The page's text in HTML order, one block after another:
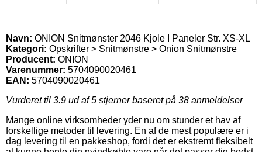
Navn: ONION Snitmønster 2046 Kjole I Paneler Str. XS-XL
Kategori: Opskrifter > Snitmønstre > Onion Snitmønstre
Producent: ONION
Varenummer: 5704090020461
EAN: 5704090020461
Vurderet til 3.9 ud af 5 stjerner baseret på 38 anmeldelser
Mange online virksomheder yder nu om stunder et hav af
forskellige metoder til levering. En af de mest populære er i
dag levering til en pakkeshop, fordi det er ekstremt fleksibelt